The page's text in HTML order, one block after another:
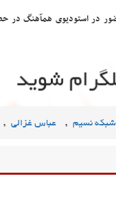
حضور در استودیوی همآهنگ
شبکه نسیم , عباس غزالی ,